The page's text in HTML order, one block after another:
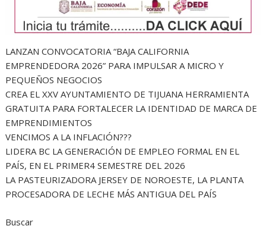
LANZAN CONVOCATORIA “BAJA CALIFORNIA
EMPRENDEDORA 2026” PARA IMPULSAR A MICRO Y
PEQUEÑOS NEGOCIOS
CREA EL XXV AYUNTAMIENTO DE TIJUANA HERRAMIENTA
GRATUITA PARA FORTALECER LA IDENTIDAD DE MARCA DE
EMPRENDIMIENTOS
VENCIMOS A LA INFLACIÓN???
LIDERA BC LA GENERACIÓN DE EMPLEO FORMAL EN EL
PAÍS, EN EL PRIMER4 SEMESTRE DEL 2026
LA PASTEURIZADORA JERSEY DE NOROESTE, LA PLANTA
PROCESADORA DE LECHE MÁS ANTIGUA DEL PAÍS
Buscar